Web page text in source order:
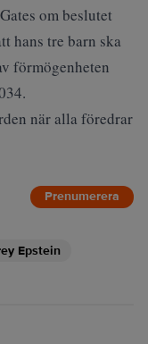
om beslutet
hans tre barn ska
förmögenheten
när alla föredrar
Prenumerera
Epstein